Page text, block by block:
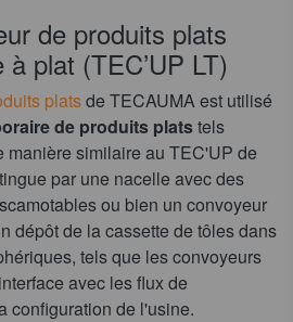
de produits plats
plat (TEC’UP LT)
platsde TECAUMA est utilisé
de produits platstels
manière similaire au TEC'UP de
par une nacelle avec des
ou bien un convoyeur
dépôt de la cassette de tôles dans
tels que les convoyeurs
avec les flux de
configuration de l'usine.